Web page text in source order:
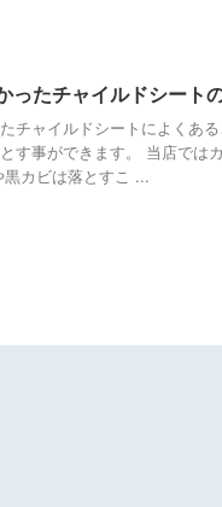
ったチャイルドシート
チャイルドシートによくあ
す事ができます。 当店では
黒カビは落とすこ ...